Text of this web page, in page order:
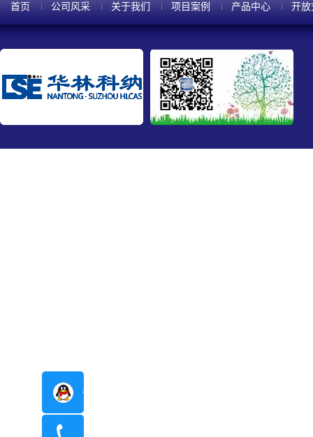
首页 公司风采 关于我们 项目案例 产品中心 开放
在线咨询